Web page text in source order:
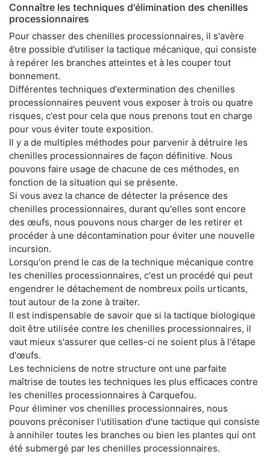
Connaître les techniques d'élimination des chenilles
processionnaires
Pour chasser des chenilles processionnaires, il s'avère
être possible d'utiliser la tactique mécanique, qui consiste
à repérer les branches atteintes et à les couper tout
bonnement.
Différentes techniques d'extermination des chenilles
processionnaires peuvent vous exposer à trois ou quatre
risques, c'est pour cela que nous prenons tout en charge
pour vous éviter toute exposition.
Il y a de multiples méthodes pour parvenir à détruire les
chenilles processionnaires de façon définitive. Nous
pouvons faire usage de chacune de ces méthodes, en
fonction de la situation qui se présente.
Si vous avez la chance de détecter la présence des
chenilles processionnaires, durant qu'elles sont encore
des œufs, nous pouvons nous charger de les retirer et
procéder à une décontamination pour éviter une nouvelle
incursion.
Lorsqu'on prend le cas de la technique mécanique contre
les chenilles processionnaires, c'est un procédé qui peut
engendrer le détachement de nombreux poils urticants,
tout autour de la zone à traiter.
Il est indispensable de savoir que si la tactique biologique
doit être utilisée contre les chenilles processionnaires, il
vaut mieux s'assurer que celles-ci ne soient plus à l'étape
d'œufs.
Les techniciens de notre structure ont une parfaite
maîtrise de toutes les techniques les plus efficaces contre
les chenilles processionnaires à Carquefou.
Pour éliminer vos chenilles processionnaires, nous
pouvons préconiser l'utilisation d'une tactique qui consiste
à annihiler toutes les branches ou bien les plantes qui ont
été submergé par les chenilles processionnaires.